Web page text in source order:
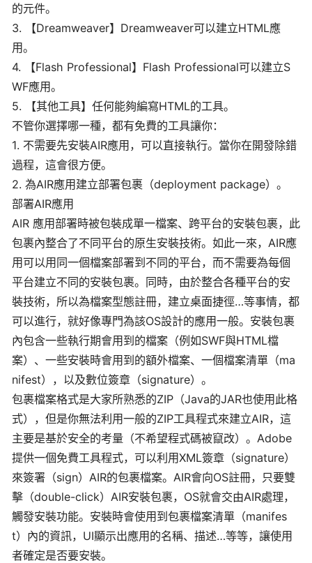
的元件。
3. 【Dreamweaver】Dreamweaver可以建立HTML應
用。
4. 【Flash Professional】Flash Professional可以建立S
WF應用。
5. 【其他工具】任何能夠編寫HTML的工具。
不管你選擇哪一種，都有免費的工具讓你：
1. 不需要先安裝AIR應用，可以直接執行。當你在開發除錯
過程，這會很方便。
2. 為AIR應用建立部署包裹（deployment package）。
部署AIR應用
AIR 應用部署時被包裝成單一檔案、跨平台的安裝包裹，此
包裹內整合了不同平台的原生安裝技術。如此一來，AIR應
用可以用同一個檔案部署到不同的平台，而不需要為每個
平台建立不同的安裝包裹。同時，由於整合各種平台的安
裝技術，所以為檔案型態註冊，建立桌面捷徑…等事情，都
可以進行，就好像專門為該OS設計的應用一般。安裝包裹
內包含一些執行期會用到的檔案（例如SWF與HTML檔
案）、一些安裝時會用到的額外檔案、一個檔案清單（ma
nifest），以及數位簽章（signature）。
包裹檔案格式是大家所熟悉的ZIP（Java的JAR也使用此格
式），但是你無法利用一般的ZIP工具程式來建立AIR，這
主要是基於安全的考量（不希望程式碼被竄改）。Adobe
提供一個免費工具程式，可以利用XML簽章（signature）
來簽署（sign）AIR的包裹檔案。AIR會向OS註冊，只要雙
擊（double-click）AIR安裝包裹，OS就會交由AIR處理，
觸發安裝功能。安裝時會使用到包裹檔案清單（manifes
t）內的資訊，UI顯示出應用的名稱、描述…等等，讓使用
者確定是否要安裝。